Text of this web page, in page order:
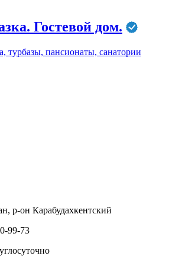
Гостевой дом.
турбазы, пансионаты, санатории
р-он Карабудахкентский
99-73